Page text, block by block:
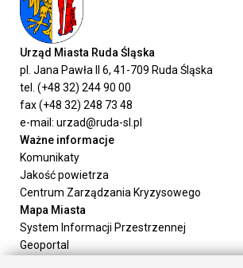
Urząd Miasta Ruda Śląska
pl. Jana Pawła II 6, 41-709 Ruda Śląska
tel. (+48 32) 244 90 00
fax (+48 32) 248 73 48
e-mail: urzad@ruda-sl.pl
Ważne informacje
Komunikaty
Jakość powietrza
Centrum Zarządzania Kryzysowego
Mapa Miasta
System Informacji Przestrzennej
Geoportal